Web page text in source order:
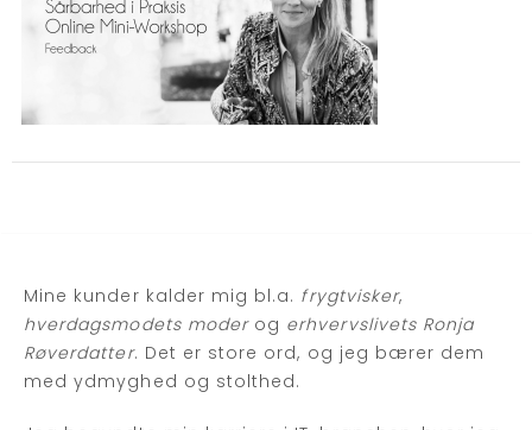
Mine kunder kalder mig bl.a. frygtvisker,
hverdagsmodets moderog erhvervslivets Ronja
Røverdatter. Det er store ord, og jeg bærer dem
med ydmyghed og stolthed.